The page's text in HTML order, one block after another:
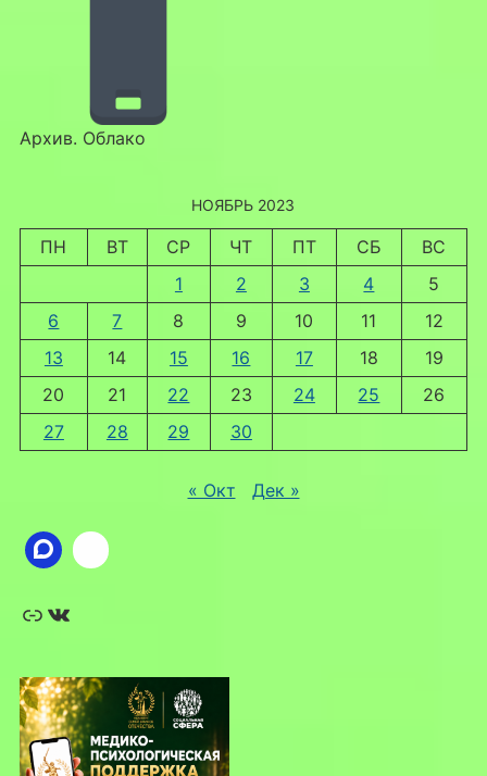
Архив. Облако
НОЯБРЬ 2023
ПН ВТ СР ЧТ ПТ СБ
ВС
1
2 3 4
5
6
7 8 9 10 11
12
13
14 15 16 17 18
19
20
21 22 23 24 25
26
27
28 29 30
« Окт Дек »